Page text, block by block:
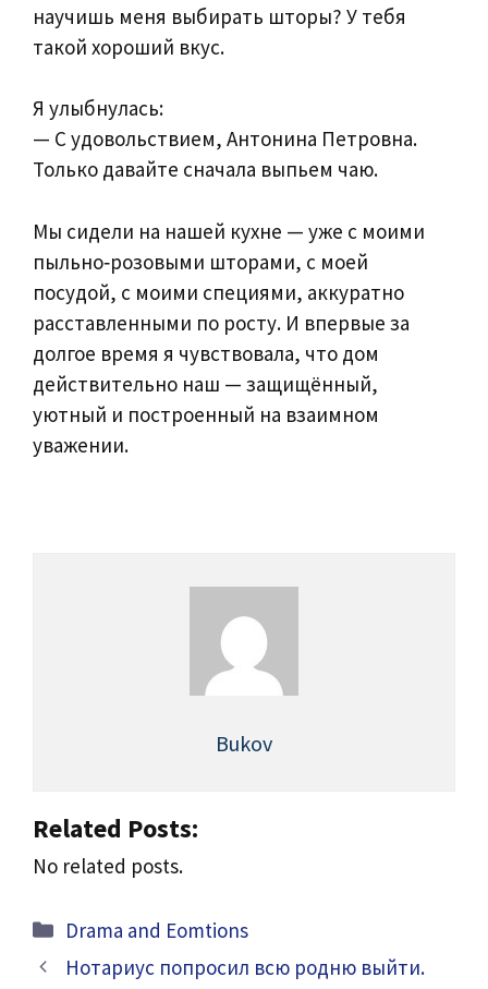
научишь меня выбирать шторы? У тебя
такой хороший вкус.
Я улыбнулась:
— С удовольствием, Антонина Петровна.
Только давайте сначала выпьем чаю.
Мы сидели на нашей кухне — уже с моими
пыльно‑розовыми шторами, с моей
посудой, с моими специями, аккуратно
расставленными по росту. И впервые за
долгое время я чувствовала, что дом
действительно наш — защищённый,
уютный и построенный на взаимном
уважении.
Bukov
Related Posts:
No related posts.
Categories
Drama and Eomtions
Нотариус попросил всю родню выйти.